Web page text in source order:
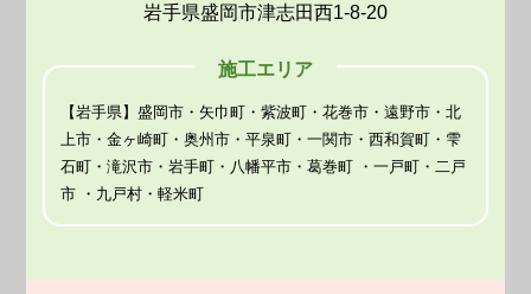
岩手県盛岡市津志田西1-8-20
施工エリア
【岩手県】盛岡市・矢巾町・紫波町・花巻市・遠野市・北
上市・金ヶ崎町・奥州市・平泉町・一関市・西和賀町・雫
石町・滝沢市・岩手町・八幡平市・葛巻町 ・一戸町・二戸
市 ・九戸村・軽米町